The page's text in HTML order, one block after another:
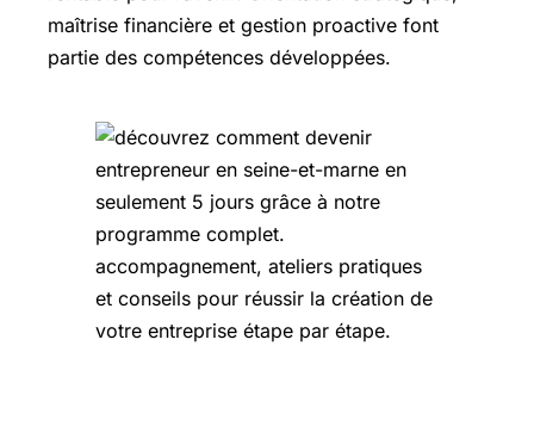
maîtrise financière et gestion proactive font
partie des compétences développées.